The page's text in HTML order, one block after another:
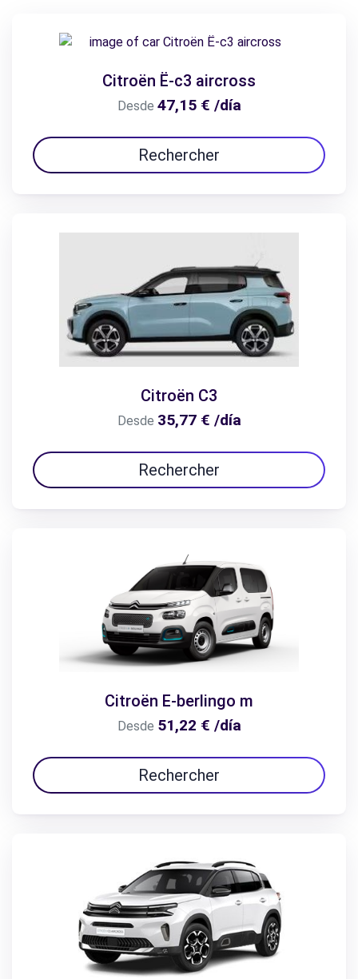
Citroën Ë-c3 aircross
Desde 47,15 € /día
Rechercher
Citroën C3
Desde 35,77 € /día
Rechercher
Citroën E-berlingo m
Desde 51,22 € /día
Rechercher